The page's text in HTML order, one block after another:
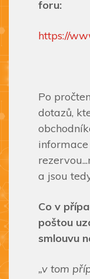
foru:
https://
Po
dotazů,
a jsou
Co v
poštou
smlouvu
„v tom